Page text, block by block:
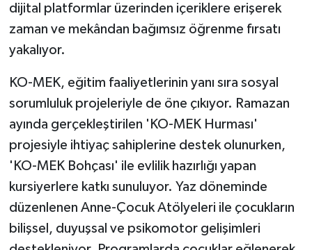
dijital platformlar üzerinden içeriklere erişerek
zaman ve mekândan bağımsız öğrenme fırsatı
yakalıyor.
KO-MEK, eğitim faaliyetlerinin yanı sıra sosyal
sorumluluk projeleriyle de öne çıkıyor. Ramazan
ayında gerçekleştirilen 'KO-MEK Hurması'
projesiyle ihtiyaç sahiplerine destek olunurken,
'KO-MEK Bohçası' ile evlilik hazırlığı yapan
kursiyerlere katkı sunuluyor. Yaz döneminde
düzenlenen Anne-Çocuk Atölyeleri ile çocukların
bilişsel, duyuşsal ve psikomotor gelişimleri